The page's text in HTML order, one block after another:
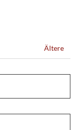
Ältere